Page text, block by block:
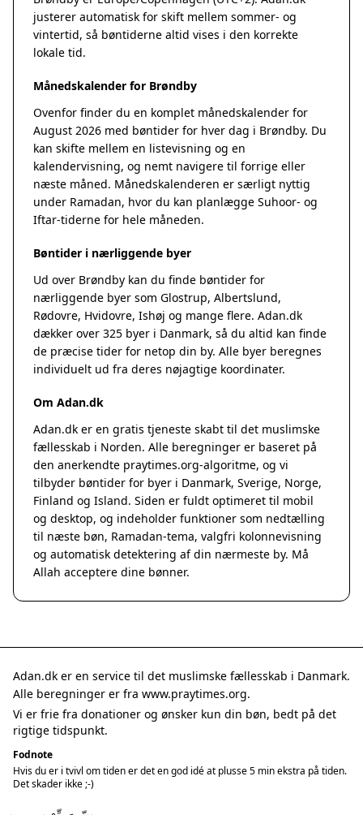
justerer automatisk for skift mellem sommer- og
vintertid, så bøntiderne altid vises i den korrekte
lokale tid.
Månedskalender for Brøndby
Ovenfor finder du en komplet månedskalender for
August 2026 med bøntider for hver dag i Brøndby. Du
kan skifte mellem en listevisning og en
kalendervisning, og nemt navigere til forrige eller
næste måned. Månedskalenderen er særligt nyttig
under Ramadan, hvor du kan planlægge Suhoor- og
Iftar-tiderne for hele måneden.
Bøntider i nærliggende byer
Ud over Brøndby kan du finde bøntider for
nærliggende byer som Glostrup, Albertslund,
Rødovre, Hvidovre, Ishøj og mange flere. Adan.dk
dækker over 325 byer i Danmark, så du altid kan finde
de præcise tider for netop din by. Alle byer beregnes
individuelt ud fra deres nøjagtige koordinater.
Om Adan.dk
Adan.dk er en gratis tjeneste skabt til det muslimske
fællesskab i Norden. Alle beregninger er baseret på
den anerkendte praytimes.org-algoritme, og vi
tilbyder bøntider for byer i Danmark, Sverige, Norge,
Finland og Island. Siden er fuldt optimeret til mobil
og desktop, og indeholder funktioner som nedtælling
til næste bøn, Ramadan-tema, valgfri kolonnevisning
og automatisk detektering af din nærmeste by. Må
Allah acceptere dine bønner.
Adan.dk er en service til det muslimske fællesskab i Danmark.
Alle beregninger er fra www.praytimes.org.
Vi er frie fra donationer og ønsker kun din bøn, bedt på det
rigtige tidspunkt.
Fodnote
Hvis du er i tvivl om tiden er det en god idé at plusse 5 min ekstra på tiden.
Det skader ikke ;-)